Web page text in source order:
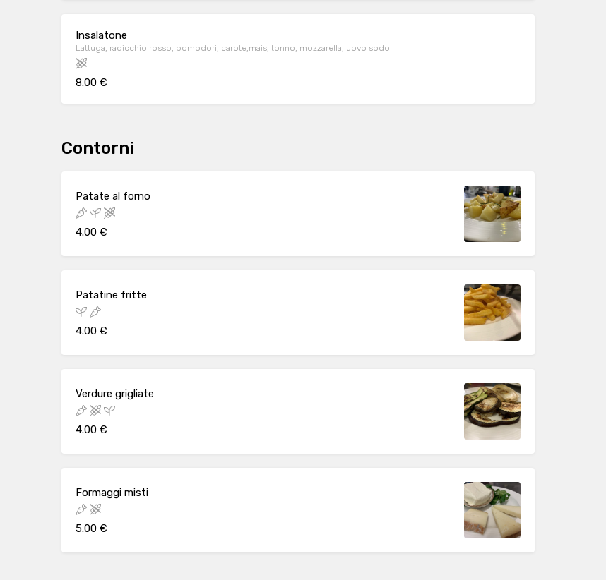
Insalatone
Lattuga, radicchio rosso, pomodori, carote,mais, tonno, mozzarella, uovo sodo
8.00 €
Contorni
Patate al forno
4.00 €
Patatine fritte
4.00 €
Verdure grigliate
4.00 €
Formaggi misti
5.00 €